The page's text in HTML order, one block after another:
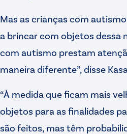
Mas as crianças com
a brincar com objetos dessa
com autismo prestam
maneira diferente”, disse
“À medida que ficam mais
objetos para as finalidades
são feitos, mas têm